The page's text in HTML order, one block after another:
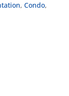
, Condo,